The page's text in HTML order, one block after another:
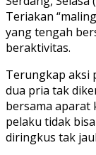
Teriakan
yang tengah
beraktivitas.
Terungkap aksi
dua pria tak
bersama aparat
pelaku tidak
diringkus tak